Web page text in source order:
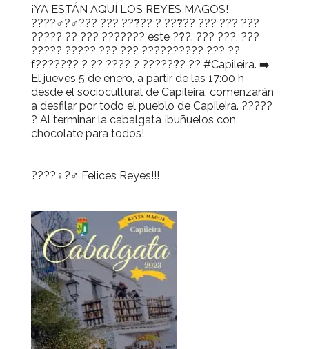
¡YA ESTÁN AQUÍ LOS REYES MAGOS!
????‍♂️?‍♂️??? ??? ???̃?? ? ???̃?? ??? ??? ???
????? ?? ??? ??????? este ??̃?. ??? ???, ???
????? ????? ??? ??? ?????????? ??? ??
f??????́? ? ?? ???? ? ??????́? ?? #Capileira. ➡️
El jueves 5 de enero, a partir de las 17:00 h
desde el sociocultural de Capileira, comenzarán
a desfilar por todo el pueblo de Capileira. ?????
? Al terminar la cabalgata ¡buñuelos con
chocolate para todos!
????‍♀️?‍♂️ Felices Reyes!!!